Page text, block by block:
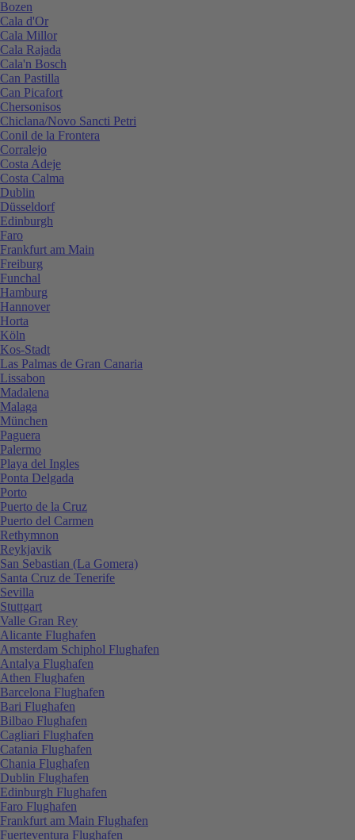
Bozen
Cala d'Or
Cala Millor
Cala Rajada
Cala'n Bosch
Can Pastilla
Can Picafort
Chersonisos
Chiclana/Novo Sancti Petri
Conil de la Frontera
Corralejo
Costa Adeje
Costa Calma
Dublin
Düsseldorf
Edinburgh
Faro
Frankfurt am Main
Freiburg
Funchal
Hamburg
Hannover
Horta
Köln
Kos-Stadt
Las Palmas de Gran Canaria
Lissabon
Madalena
Malaga
München
Paguera
Palermo
Playa del Ingles
Ponta Delgada
Porto
Puerto de la Cruz
Puerto del Carmen
Rethymnon
Reykjavik
San Sebastian (La Gomera)
Santa Cruz de Tenerife
Sevilla
Stuttgart
Valle Gran Rey
Alicante Flughafen
Amsterdam Schiphol Flughafen
Antalya Flughafen
Athen Flughafen
Barcelona Flughafen
Bari Flughafen
Bilbao Flughafen
Cagliari Flughafen
Catania Flughafen
Chania Flughafen
Dublin Flughafen
Edinburgh Flughafen
Faro Flughafen
Frankfurt am Main Flughafen
Fuerteventura Flughafen